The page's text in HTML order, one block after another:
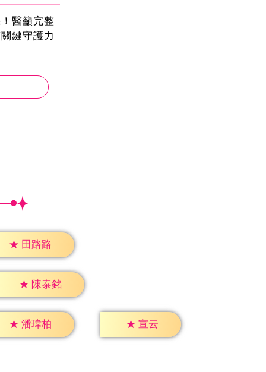
醫籲完整
鍵守護力
★ 田路路
★ 陳泰銘
★ 潘瑋柏 ★ 宣云